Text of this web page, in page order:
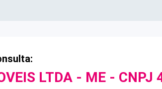
LTDA - ME - CNPJ